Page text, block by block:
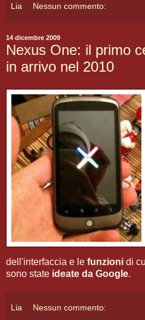
Lia Nessun commento:
14 dicembre 2009
Nexus One: il primo
in arrivo nel 2010
dell'interfaccia e le funzioni di
sono state ideate da Google.
Lia Nessun commento: